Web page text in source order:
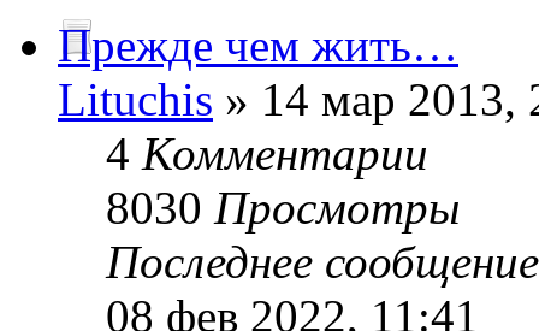
Прежде чем жить…
Lituchis » 14 мар 2013,
4 Комментарии
8030 Просмотры
Последнее
08 фев 2022, 11:41